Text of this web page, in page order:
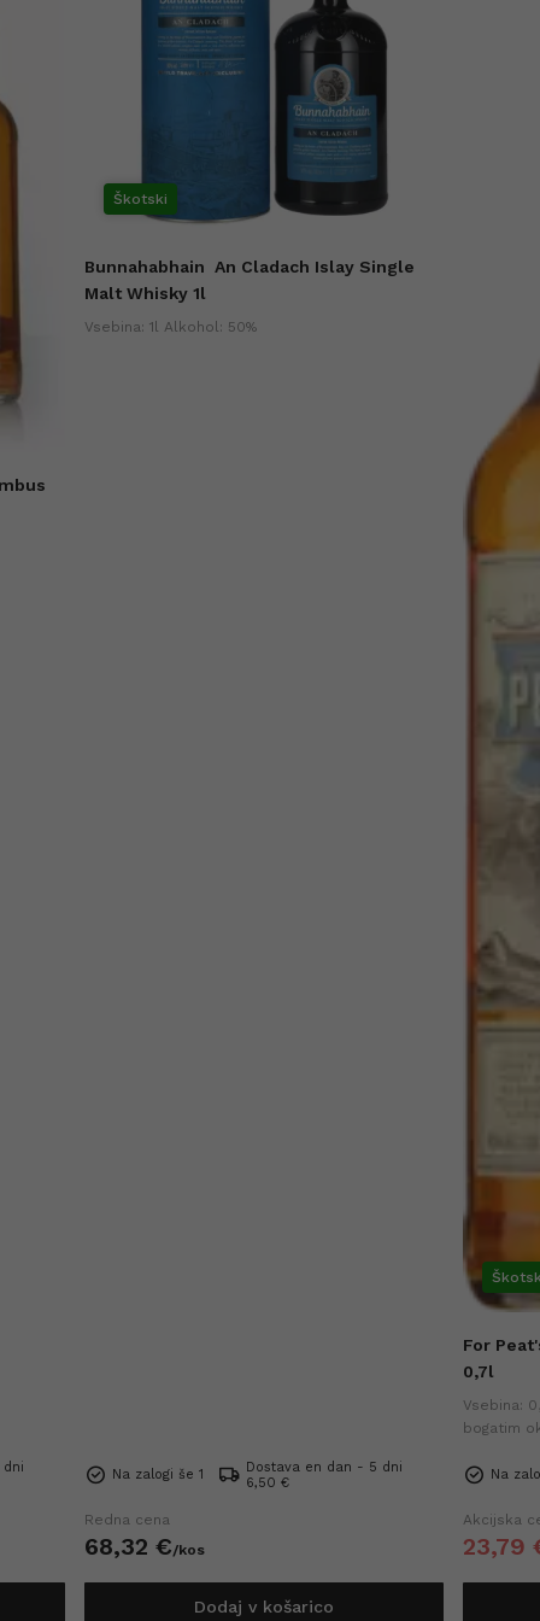
Škotski
Bunnahabhain An Cladach Islay Single
Malt Whisky 1l
Vsebina: 1l Alkohol: 50%
Na zalogi še 1
Dostava en dan - 5 dni
6,50 €
Redna cena
68,32 €/kos
Dodaj v košarico
For
0,7l
Vsebina:
bogatim
cena v
Na
Akcijska
23,79